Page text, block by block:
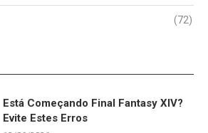
(72)
Está Começando Final Fantasy XIV?
Evite Estes Erros